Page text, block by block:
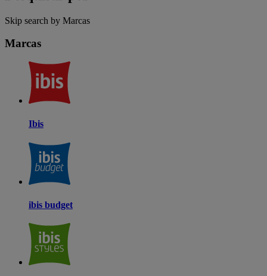
Skip search by Marcas
Marcas
Ibis
ibis budget